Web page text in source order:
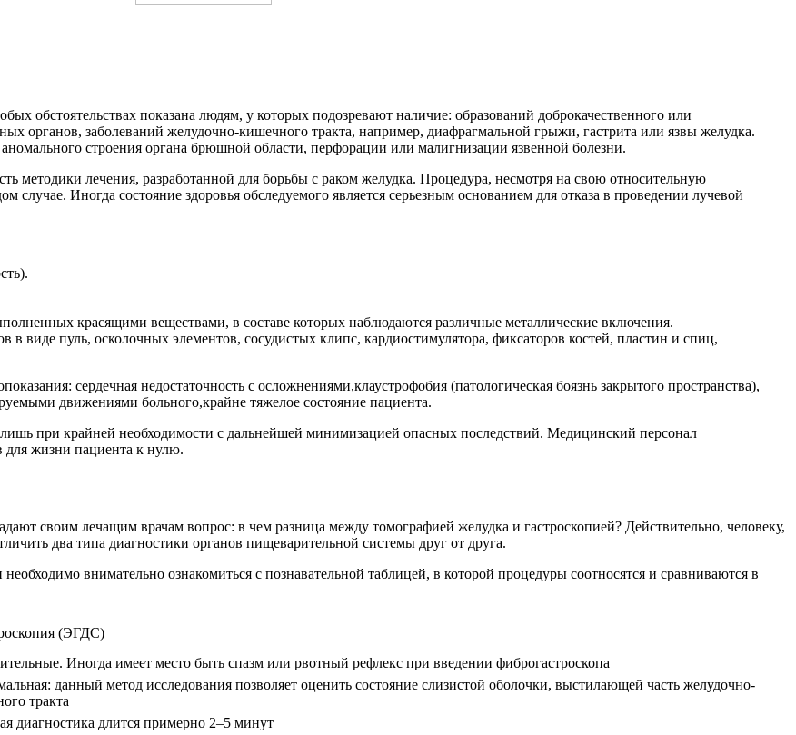
обстоятельствах показана людям, у которых подозревают наличие: образований доброкачественного или
органов, заболеваний желудочно-кишечного тракта, например, диафрагмальной грыжи, гастрита или язвы желудка.
строения органа брюшной области, перфорации или малигнизации язвенной болезни.
методики лечения, разработанной для борьбы с раком желудка. Процедура, несмотря на свою относительную
случае. Иногда состояние здоровья обследуемого является серьезным основанием для отказа в проведении лучевой
красящими веществами, в составе которых наблюдаются различные металлические включения.
в виде пуль, осколочных элементов, сосудистых клипс, кардиостимулятора, фиксаторов костей, пластин и спиц,
сердечная недостаточность с осложнениями,клаустрофобия (патологическая боязнь закрытого пространства),
движениями больного,крайне тяжелое состояние пациента.
при крайней необходимости с дальнейшей минимизацией опасных последствий. Медицинский персонал
жизни пациента к нулю.
своим лечащим врачам вопрос: в чем разница между томографией желудка и гастроскопией? Действительно, человеку,
два типа диагностики органов пищеварительной системы друг от друга.
внимательно ознакомиться с познавательной таблицей, в которой процедуры соотносятся и сравниваются в
(ЭГДС)
Иногда имеет место быть спазм или рвотный рефлекс при введении фиброгастроскопа
данный метод исследования позволяет оценить состояние слизистой оболочки, выстилающей часть желудочно-
тракта
диагностика длится примерно 2–5 минут